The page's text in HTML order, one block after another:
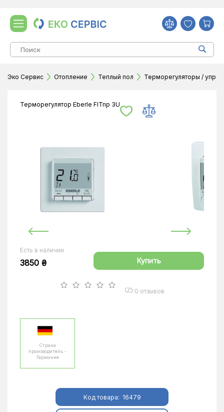
Эко Сервис Отопление Теплый пол Терморегуляторы /
Терморегулятор Eberle FITnp 3U
Есть в наличии
3850 ₴ Купить
0 отзывов
Страна
производитель -
Германия
Код товара: 16479